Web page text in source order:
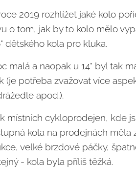
2019 rozhlížet jaké kolo
o tom, jak by to kolo mělo
dětského kola pro kluka.
malá a naopak u 14" byl tak
(je potřeba zvažovat více
apod.).
místních cykloprodejen, kde
kola na prodejnách měla
velké brzdové páčky,
- kola byla příliš těžká.